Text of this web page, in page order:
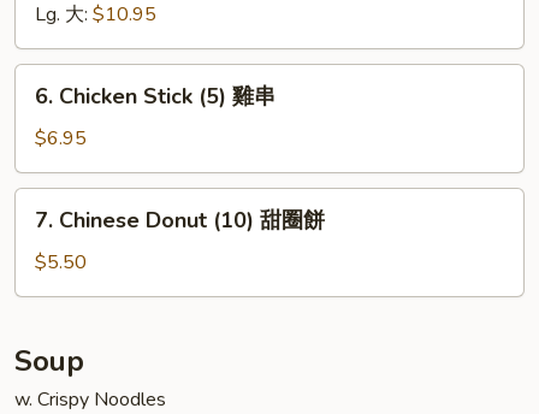
Ribs
無
骨
Lg. 大: $10.95
6.
Chicken
Stick
(5)
雞
6. Chicken Stick (5) 雞串
$6.95
7.
Chinese
Donut
(10)
圈
餅
7. Chinese Donut (10) 甜圈餅
$5.50
Soup
w. Crispy Noodles